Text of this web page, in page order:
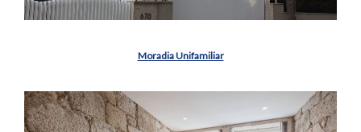
Moradia Unifamiliar